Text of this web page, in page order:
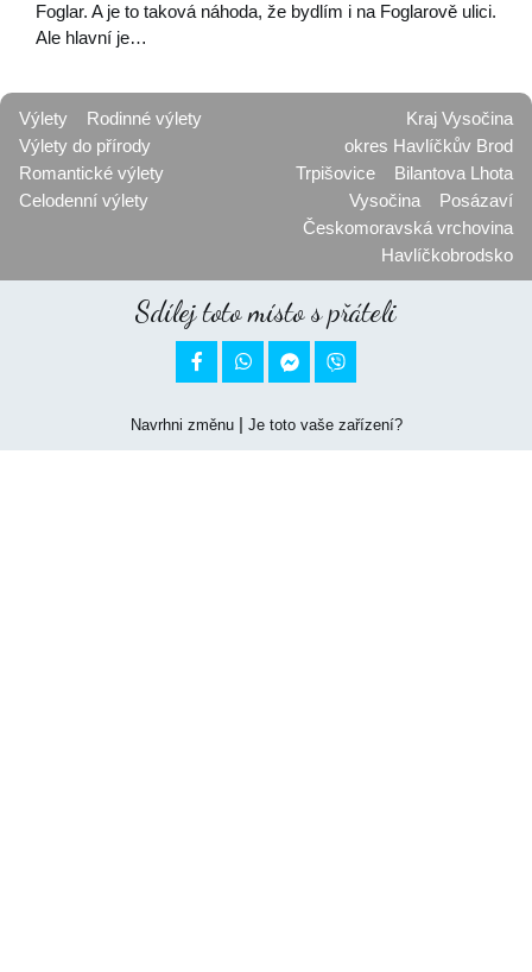
Foglar. A je to taková náhoda, že bydlím i na Foglarově ulici.
Ale hlavní je…
Výlety
Rodinné výlety
Výlety do přírody
Romantické výlety
Celodenní výlety
Kraj Vysočina
okres Havlíčkův Brod
Trpišovice
Bilantova Lhota
Vysočina
Posázaví
Českomoravská vrchovina
Havlíčkobrodsko
Sdílej toto místo s přáteli
 
Navrhni změnu| Je toto vaše zařízení?